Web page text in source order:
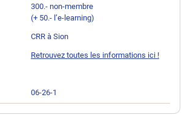
300.- non-membre
(+ 50.- l’e-learning)
CRR à Sion
Retrouvez toutes les informations ici !
06-26-1